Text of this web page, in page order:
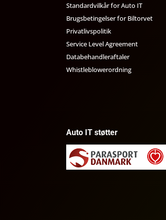
Standardvilkår for Auto IT
Brugsbetingelser for Biltorvet
Privatlivspolitik
Service Level Agreement
Databehandleraftaler
Whistleblowerordning
Auto IT støtter